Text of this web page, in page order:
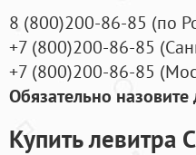
8 (800)200-86-85 (по
+7 (800)200-86-85 (
+7 (800)200-86-85 (
Обязательно
Купить левитра